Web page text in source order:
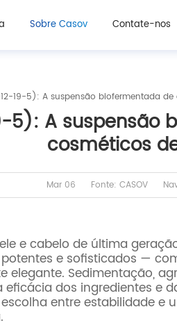
Sobre Casov Contate-nos
19-5): A suspensão biofermentada
5): A
cosméticos
Mar 06 Fonte: CASOV
e cabelo de última
e sofisticados —
elegante. Sedimentação,
dos ingredientes e
entre estabilidade e